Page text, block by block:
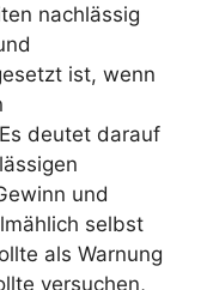
nachlässig
ist, wenn
deutet darauf
und
selbst
als Warnung
versuchen,